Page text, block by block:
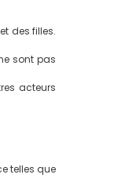
des filles.
sont pas
acteurs
telles que